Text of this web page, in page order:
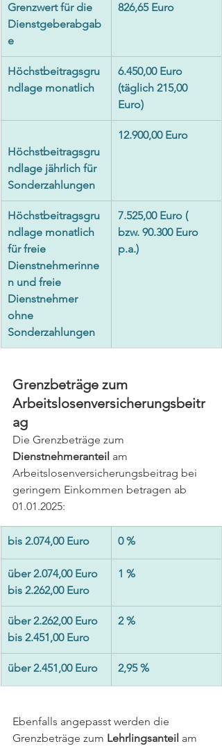
Grenzwert für die
Dienstgeberabgab
e
​826,65 Euro
Höchstbeitragsgru
ndlage monatlich
6.450,00 Euro
(täglich 215,00
Euro)
Höchstbeitragsgru
ndlage jährlich für
Sonderzahlungen
12.900,00 Euro
Höchstbeitragsgru
ndlage monatlich
für freie
Dienstnehmerinne
n und freie
Dienstnehmer
ohne
Sonderzahlungen
7.525,00 Euro (
bzw. 90.300 Euro
p.a.)
Grenzbeträge zum
Arbeitslosenversicherungsbeitr
ag
Die Grenzbeträge zum
Dienstnehmeranteil am
Arbeitslosenversicherungsbeitrag bei
geringem Einkommen betragen ab
01.01.2025:
bis 2.074,00 Euro 0 %
über 2.074,00 Euro
bis 2.262,00 Euro
1 %
über 2.262,00 Euro
bis 2.451,00 Euro
2 %
über 2.451,00 Euro 2,95 %
Ebenfalls angepasst werden die
Grenzbeträge zum Lehrlingsanteil am